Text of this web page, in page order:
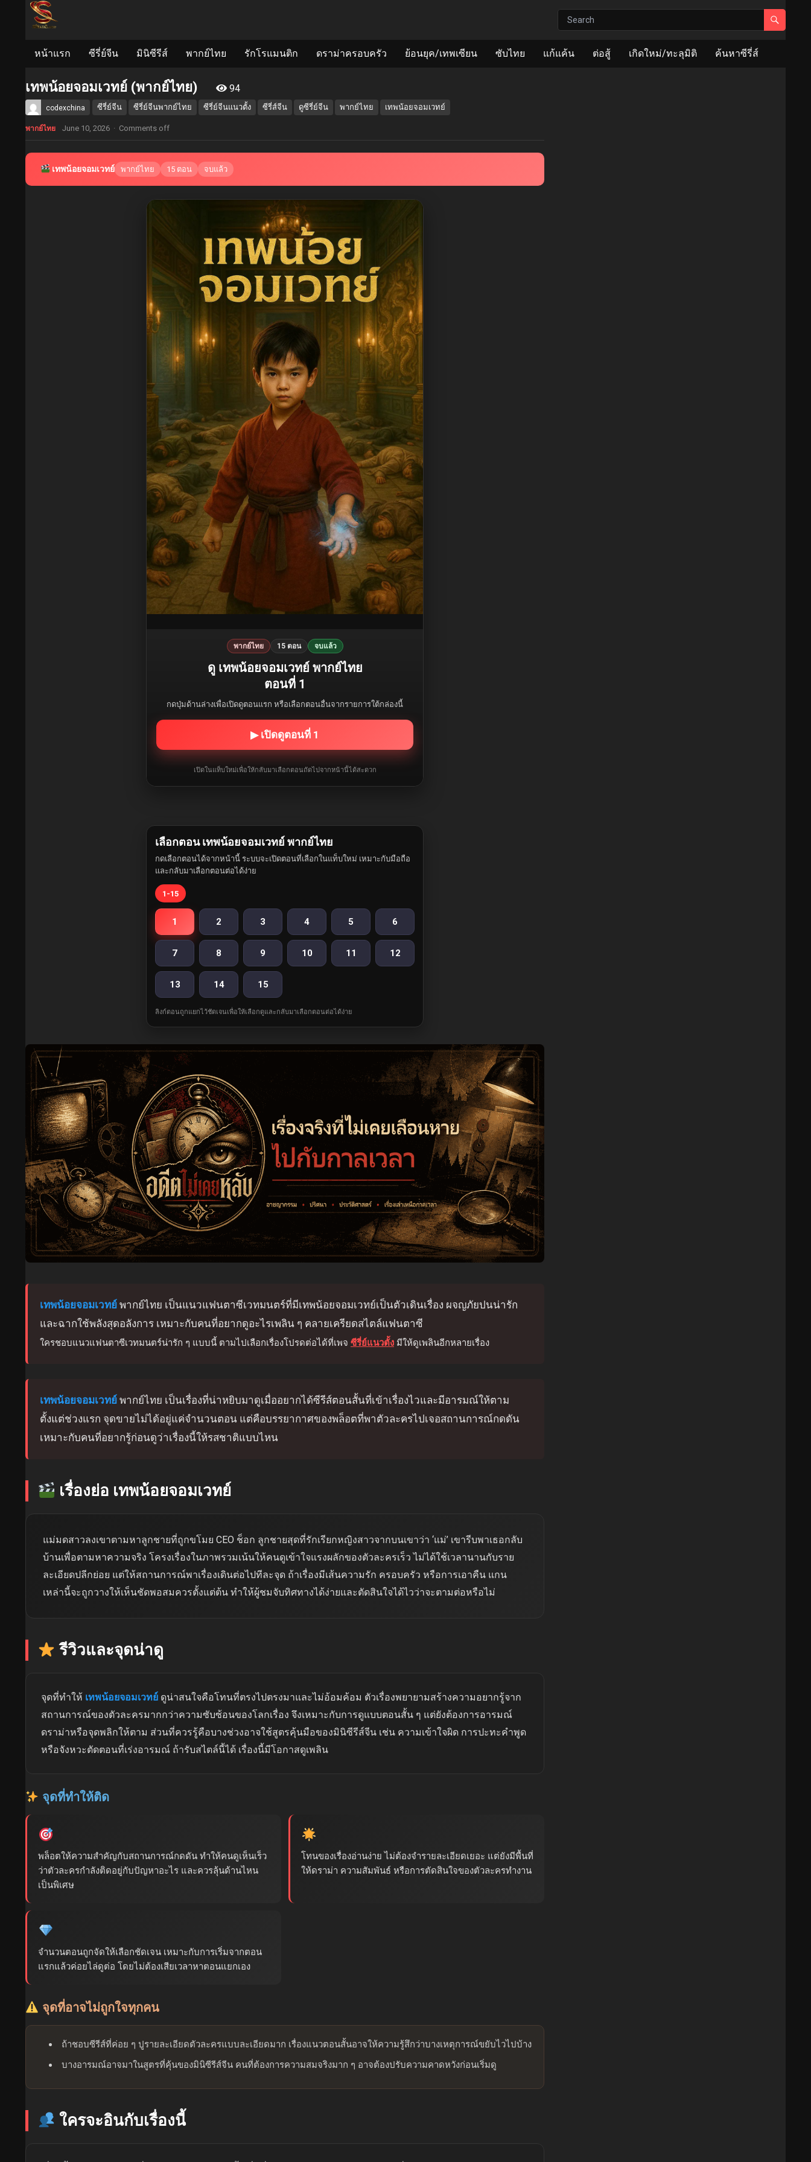
หน้าแรก ซีรี่ย์จีน มินิซีรีส์ พากย์ไทย รักโรแมนติก ดราม่าครอบครัว ย้อนยุค/เทพเซียน ซับไทย แก้แค้น ต่อสู้ เกิดใหม่/ทะลุมิติ ค้นหาซีรี่ส์
เทพน้อยจอมเวทย์ (พากย์ไทย) 94
codexchina ซีรี่ย์จีน ซีรี่ย์จีนพากย์ไทย ซีรี่ย์จีนแนวตั้ง ซีรี่ส์จีน ดูซีรี่ย์จีน พากย์ไทย เทพน้อยจอมเวทย์
พากย์ไทย June 10, 2026 · Comments off
เทพน้อยจอมเวทย์ พากย์ไทย 15 ตอน จบแล้ว
พากย์ไทย 15 ตอน จบแล้ว
ดู เทพน้อยจอมเวทย์ พากย์ไทย
ตอนที่ 1
กดปุ่มด้านล่างเพื่อเปิดดูตอนแรก หรือเลือกตอนอื่นจากรายการใต้กล่องนี้
▶ เปิดดูตอนที่ 1
เปิดในแท็บใหม่เพื่อให้กลับมาเลือกตอนถัดไปจากหน้านี้ได้สะดวก
เลือกตอน เทพน้อยจอมเวทย์ พากย์ไทย
กดเลือกตอนได้จากหน้านี้ ระบบจะเปิดตอนที่เลือกในแท็บใหม่ เหมาะกับมือถือ
และกลับมาเลือกตอนต่อได้ง่าย
1-15
1 2 3 4 5 6
7 8 9 10 11 12
13 14 15
ลิงก์ตอนถูกแยกไว้ชัดเจนเพื่อให้เลือกดูและกลับมาเลือกตอนต่อได้ง่าย
เทพน้อยจอมเวทย์ พากย์ไทย เป็นแนวแฟนตาซีเวทมนตร์ที่มีเทพน้อยจอมเวทย์เป็นตัวเดินเรื่อง ผจญภัยปนน่ารัก
และฉากใช้พลังสุดอลังการ เหมาะกับคนที่อยากดูอะไรเพลิน ๆ คลายเครียดสไตล์แฟนตาซี
ใครชอบแนวแฟนตาซีเวทมนตร์น่ารัก ๆ แบบนี้ ตามไปเลือกเรื่องโปรดต่อได้ที่เพจ ซีรี่ย์แนวตั้ง มีให้ดูเพลินอีกหลายเรื่อง
เทพน้อยจอมเวทย์ พากย์ไทย เป็นเรื่องที่น่าหยิบมาดูเมื่ออยากได้ซีรีส์ตอนสั้นที่เข้าเรื่องไวและมีอารมณ์ให้ตาม
ตั้งแต่ช่วงแรก จุดขายไม่ได้อยู่แค่จำนวนตอน แต่คือบรรยากาศของพล็อตที่พาตัวละครไปเจอสถานการณ์กดดัน
เหมาะกับคนที่อยากรู้ก่อนดูว่าเรื่องนี้ให้รสชาติแบบไหน
เรื่องย่อ เทพน้อยจอมเวทย์
แม่มดสาวลงเขาตามหาลูกชายที่ถูกขโมย CEO ช็อก ลูกชายสุดที่รักเรียกหญิงสาวจากบนเขาว่า ‘แม่’ เขารีบพาเธอกลับ
บ้านเพื่อตามหาความจริง โครงเรื่องในภาพรวมเน้นให้คนดูเข้าใจแรงผลักของตัวละครเร็ว ไม่ได้ใช้เวลานานกับราย
ละเอียดปลีกย่อย แต่ให้สถานการณ์พาเรื่องเดินต่อไปทีละจุด ถ้าเรื่องมีเส้นความรัก ครอบครัว หรือการเอาคืน แกน
เหล่านี้จะถูกวางให้เห็นชัดพอสมควรตั้งแต่ต้น ทำให้ผู้ชมจับทิศทางได้ง่ายและตัดสินใจได้ไวว่าจะตามต่อหรือไม่
รีวิวและจุดน่าดู
จุดที่ทำให้ เทพน้อยจอมเวทย์ ดูน่าสนใจคือโทนที่ตรงไปตรงมาและไม่อ้อมค้อม ตัวเรื่องพยายามสร้างความอยากรู้จาก
สถานการณ์ของตัวละครมากกว่าความซับซ้อนของโลกเรื่อง จึงเหมาะกับการดูแบบตอนสั้น ๆ แต่ยังต้องการอารมณ์
ดราม่าหรือจุดพลิกให้ตาม ส่วนที่ควรรู้คือบางช่วงอาจใช้สูตรคุ้นมือของมินิซีรีส์จีน เช่น ความเข้าใจผิด การปะทะคำพูด
หรือจังหวะตัดตอนที่เร่งอารมณ์ ถ้ารับสไตล์นี้ได้ เรื่องนี้มีโอกาสดูเพลิน
จุดที่ทำให้ติด
พล็อตให้ความสำคัญกับสถานการณ์กดดัน ทำให้คนดูเห็นเร็ว
ว่าตัวละครกำลังติดอยู่กับปัญหาอะไร และควรลุ้นด้านไหน
เป็นพิเศษ
โทนของเรื่องอ่านง่าย ไม่ต้องจำรายละเอียดเยอะ แต่ยังมีพื้นที่
ให้ดราม่า ความสัมพันธ์ หรือการตัดสินใจของตัวละครทำงาน
จำนวนตอนถูกจัดให้เลือกชัดเจน เหมาะกับการเริ่มจากตอน
แรกแล้วค่อยไล่ดูต่อ โดยไม่ต้องเสียเวลาหาตอนแยกเอง
จุดที่อาจไม่ถูกใจทุกคน
ถ้าชอบซีรีส์ที่ค่อย ๆ ปูรายละเอียดตัวละครแบบละเอียดมาก เรื่องแนวตอนสั้นอาจให้ความรู้สึกว่าบางเหตุการณ์ขยับไวไปบ้าง
บางอารมณ์อาจมาในสูตรที่คุ้นของมินิซีรีส์จีน คนที่ต้องการความสมจริงมาก ๆ อาจต้องปรับความคาดหวังก่อนเริ่มดู
ใครจะอินกับเรื่องนี้